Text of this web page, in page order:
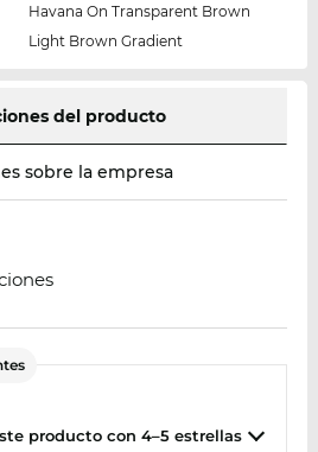
Havana On Transparent Brown
Light Brown Gradient
del producto
sobre la empresa
producto con 4–5 estrellas